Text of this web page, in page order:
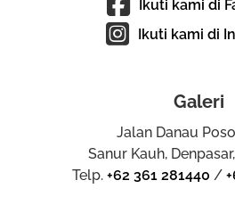
Ikuti kami di
Ikuti kami di
Galeri
Jalan Danau
Sanur Kauh,
Telp. +62 361 281440 /